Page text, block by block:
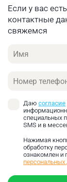
нагрузке
удобный
интерфейсом.
специальных
Удобное
техническое
Конструкция
прочностью
Если у вас
контактные
свяжемся
Имя
Телефон
Даю согласие
специальных
SMS и в
Нажимая
обработку
ознакомлен и